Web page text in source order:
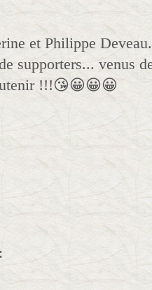
et Philippe
supporters... venus
!!!😘😀😀😀